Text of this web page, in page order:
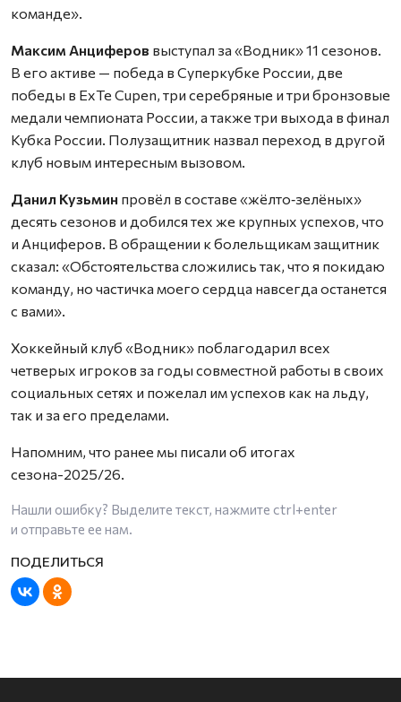
команде».
Максим Анциферов выступал за «Водник» 11 сезонов.
В его активе — победа в Суперкубке России, две
победы в ExTe Cupen, три серебряные и три бронзовые
медали чемпионата России, а также три выхода в финал
Кубка России. Полузащитник назвал переход в другой
клуб новым интересным вызовом.
Данил Кузьмин провёл в составе «жёлто‑зелёных»
десять сезонов и добился тех же крупных успехов, что
и Анциферов. В обращении к болельщикам защитник
сказал: «Обстоятельства сложились так, что я покидаю
команду, но частичка моего сердца навсегда останется
с вами».
Хоккейный клуб «Водник» поблагодарил всех
четверых игроков за годы совместной работы в своих
социальных сетях и пожелал им успехов как на льду,
так и за его пределами.
Напомним, что ранее мы писали об итогах
сезона-2025/26.
Нашли ошибку? Выделите текст, нажмите ctrl+enter
и отправьте ее нам.